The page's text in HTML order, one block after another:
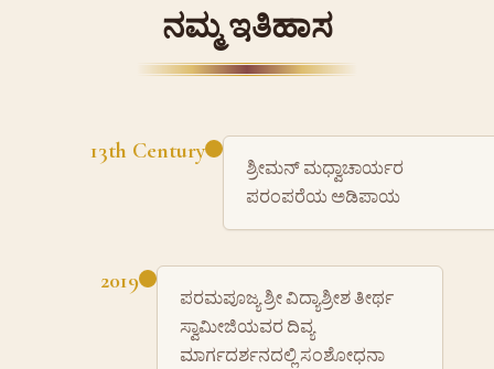
ನಮ್ಮ ಇತಿಹಾಸ
13th Century
ಶ್ರೀಮನ್ ಮಧ್ವಾಚಾರ್ಯರ
ಪರಂಪರೆಯ ಅಡಿಪಾಯ
2019
ಪರಮಪೂಜ್ಯ ಶ್ರೀ ವಿದ್ಯಾಶ್ರೀಶ ತೀರ್ಥ
ಸ್ವಾಮೀಜಿಯವರ ದಿವ್ಯ
ಮಾರ್ಗದರ್ಶನದಲ್ಲಿ ಸಂಶೋಧನಾ